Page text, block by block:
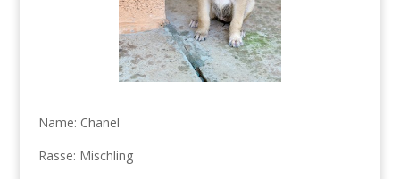
Name: Chanel
Rasse: Mischling